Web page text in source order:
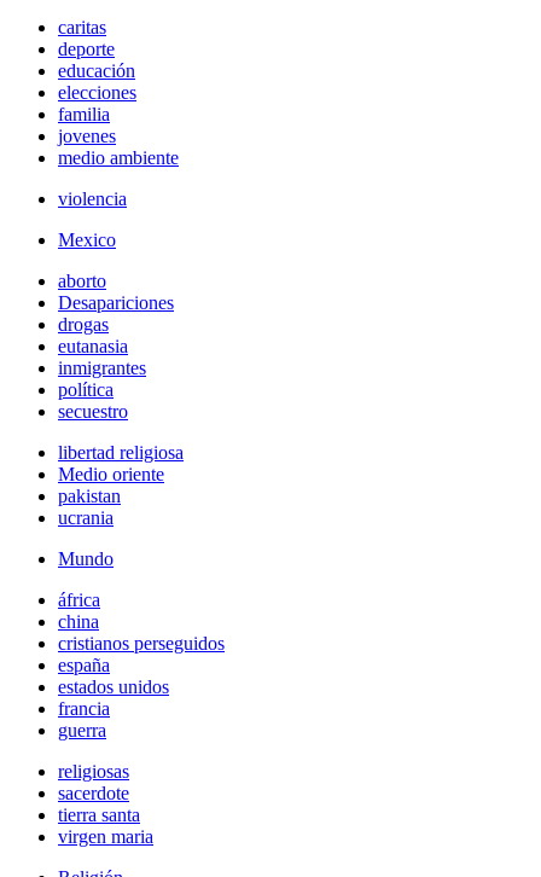
caritas
deporte
educación
elecciones
familia
jovenes
medio ambiente
violencia
Mexico
aborto
Desapariciones
drogas
eutanasia
inmigrantes
política
secuestro
libertad religiosa
Medio oriente
pakistan
ucrania
Mundo
áfrica
china
cristianos perseguidos
españa
estados unidos
francia
guerra
religiosas
sacerdote
tierra santa
virgen maria